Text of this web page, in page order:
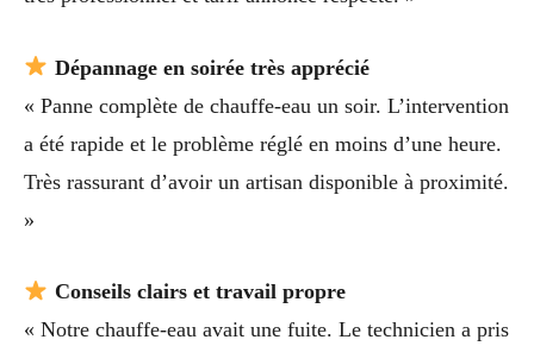
Dépannage en soirée très apprécié
« Panne complète de chauffe-eau un soir. L’intervention
a été rapide et le problème réglé en moins d’une heure.
Très rassurant d’avoir un artisan disponible à proximité.
»
Conseils clairs et travail propre
« Notre chauffe-eau avait une fuite. Le technicien a pris